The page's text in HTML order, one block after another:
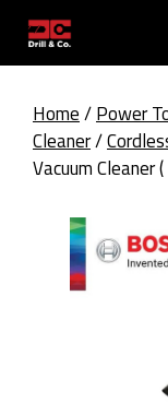
content
Home/Power
Cleaner/
Vacuum Cleaner